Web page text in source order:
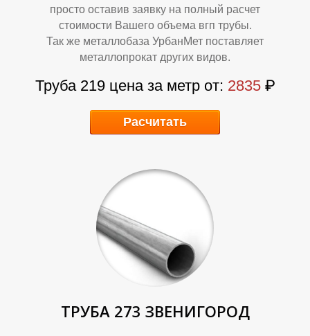
Р
просто оставив заявку на полный расчет
стоимости Вашего объема вгп трубы.
Так же металлобаза УрбанМет поставляет
металлопрокат других видов.
Труба 219 цена за метр от: 2835 ₽
Расчитать
ТРУБА 273 ЗВЕНИГОРОД
Т